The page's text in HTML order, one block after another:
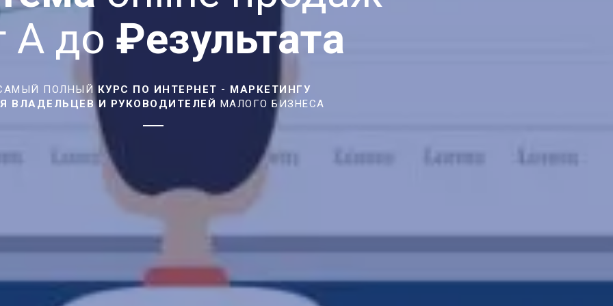
А до ₽езультата
ПОЛНЫЙ КУРС ПО ИНТЕРНЕТ - МАРКЕТИНГУ
ВЛАДЕЛЬЦЕВ И РУКОВОДИТЕЛЕЙ МАЛОГО БИЗНЕСА